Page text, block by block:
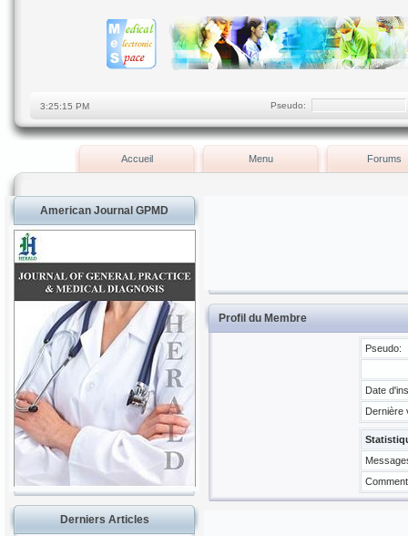
Pseudo:
Accueil Menu Forums
American Journal GPMD
Derniers Articles
Profil du Membre
Pseudo:
Date
Dernière